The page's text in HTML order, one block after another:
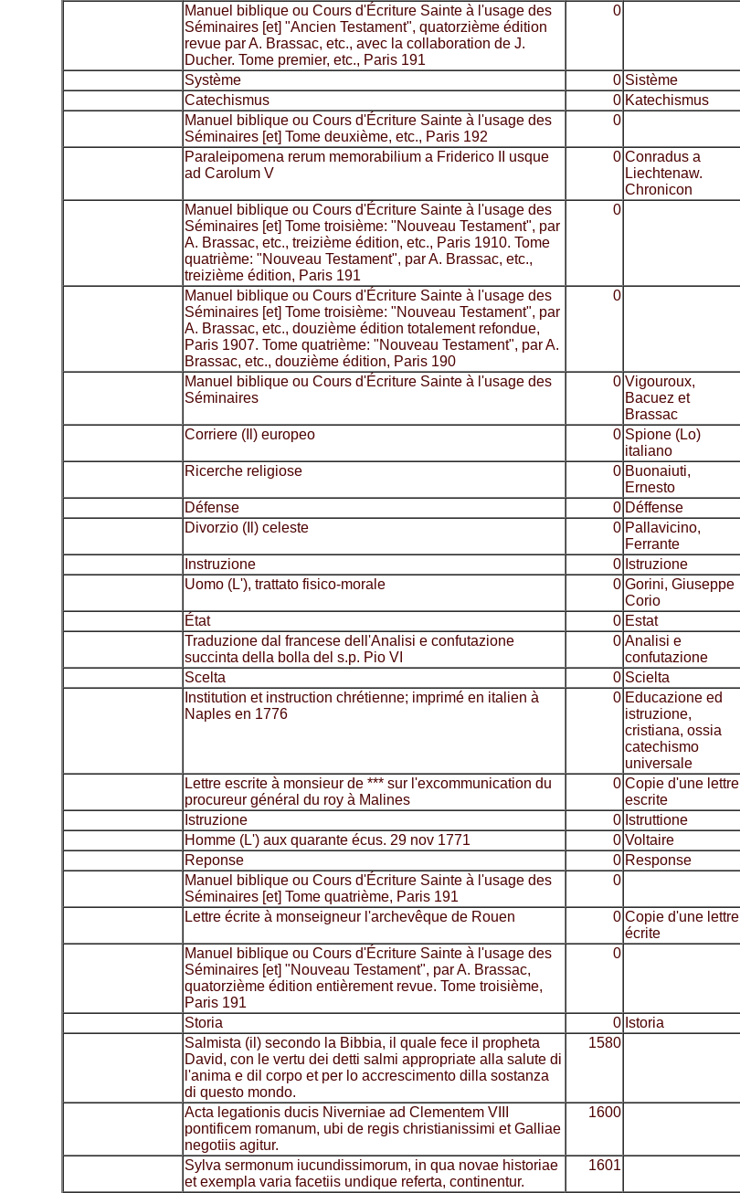
Manuel biblique ou Cours d'Écriture Sainte à l'usage des
Séminaires [et] "Ancien Testament", quatorzième édition
revue par A. Brassac, etc., avec la collaboration de J.
Ducher. Tome premier, etc., Paris 191
0
Système 0 Sistème
Catechismus
0 Katechismus
Manuel biblique ou Cours d'Écriture Sainte à l'usage des
Séminaires [et] Tome deuxième, etc., Paris 192
0
Paraleipomena rerum memorabilium a Friderico II usque
ad Carolum V
0 Conradus a
Liechtenaw.
Chronicon
Manuel biblique ou Cours d'Écriture Sainte à l'usage des
Séminaires [et] Tome troisième: "Nouveau Testament", par
A. Brassac, etc., treizième édition, etc., Paris 1910. Tome
quatrième: "Nouveau Testament", par A. Brassac, etc.,
treizième édition, Paris 191
0
Manuel biblique ou Cours d'Écriture Sainte à l'usage des
Séminaires [et] Tome troisième: "Nouveau Testament", par
A. Brassac, etc., douzième édition totalement refondue,
Paris 1907. Tome quatrième: "Nouveau Testament", par A.
Brassac, etc., douzième édition, Paris 190
0
Manuel biblique ou Cours d'Écriture Sainte à l'usage des
Séminaires
0 Vigouroux,
Bacuez et
Brassac
Corriere (Il) europeo
0 Spione (Lo)
italiano
Ricerche religiose
0 Buonaiuti,
Ernesto
Défense
0 Déffense
Divorzio (Il) celeste
0 Pallavicino,
Ferrante
Instruzione
0 Istruzione
Uomo (L'), trattato fisico-morale
0 Gorini, Giuseppe
Corio
État
0 Estat
Traduzione dal francese dell'Analisi e confutazione
succinta della bolla del s.p. Pio VI
0 Analisi e
confutazione
Scelta
0 Scielta
Institution et instruction chrétienne; imprimé en italien à
Naples en 1776
0 Educazione ed
istruzione,
cristiana, ossia
catechismo
universale
Lettre escrite à monsieur de *** sur l'excommunication du
procureur général du roy à Malines
0 Copie d'une lettre
escrite
Istruzione
0 Istruttione
Homme (L') aux quarante écus. 29 nov 1771
0 Voltaire
Reponse
0 Response
Manuel biblique ou Cours d'Écriture Sainte à l'usage des
Séminaires [et] Tome quatrième, Paris 191
0
Lettre écrite à monseigneur l'archevêque de Rouen 0 Copie d'une lettre
écrite
Manuel biblique ou Cours d'Écriture Sainte à l'usage des
Séminaires [et] "Nouveau Testament", par A. Brassac,
quatorzième édition entièrement revue. Tome troisième,
Paris 191
0
Storia 0 Istoria
Salmista (il) secondo la Bibbia, il quale fece il propheta
David, con le vertu dei detti salmi appropriate alla salute di
l'anima e dil corpo et per lo accrescimento dilla sostanza
di questo mondo.
1580
Acta legationis ducis Niverniae ad Clementem VIII
pontificem romanum, ubi de regis christianissimi et Galliae
negotiis agitur.
1600
Sylva sermonum iucundissimorum, in qua novae historiae
et exempla varia facetiis undique referta, continentur.
1601